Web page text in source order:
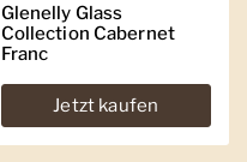
Glenelly Glass
Collection Cabernet
Franc
Jetzt kaufen